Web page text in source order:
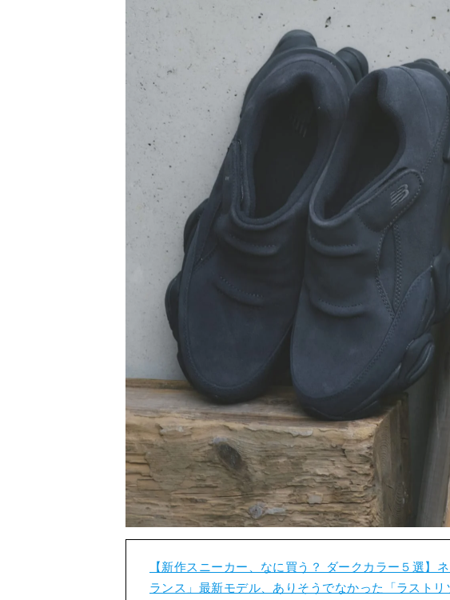
【新作スニーカー、なに買う？ ダークカラー５選】
ランス」最新モデル、ありそうでなかった「ラスト